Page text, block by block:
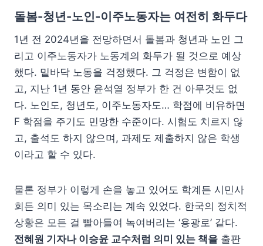
돌봄-청년-노인-이주노동자는 여전히 화두다
1년 전 2024년을 전망하면서 돌봄과 청년과 노인 그
리고 이주노동자가 노동계의 화두가 될 것으로 예상
했다. 밑바닥 노동을 걱정했다. 그 걱정은 변함이 없
고, 지난 1년 동안 윤석열 정부가 한 건 아무것도 없
다. 노인도, 청년도, 이주노동자도… 학점에 비유하면
F 학점을 주기도 민망한 수준이다. 시험도 치르지 않
고, 출석도 하지 않으며, 과제도 제출하지 않은 학생
이라고 할 수 있다.
물론 정부가 이렇게 손을 놓고 있어도 학계든 시민사
회든 의미 있는 목소리는 계속 있었다. 한국의 정치적
상황은 모든 걸 빨아들여 녹여버리는 ‘용광로’ 같다.
전혜원 기자나 이승윤 교수처럼 의미 있는 책을 출판